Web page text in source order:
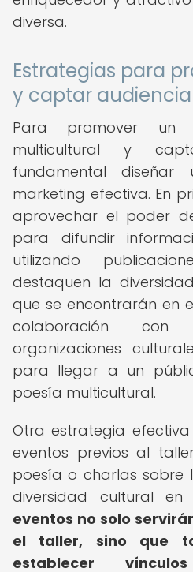
diversa.
Estrategias para
y captar audiencia
Para promover
multicultural y
fundamental
marketing efectiva. En
aprovechar el poder
para difundir
utilizando
destaquen la
que se encontrarán en
colaboración con
organizaciones
para llegar a un
poesía multicultural.
Otra estrategia
eventos previos al
poesía o charlas sobre
diversidad cultural
eventos no solo
el taller, sino que
establecer